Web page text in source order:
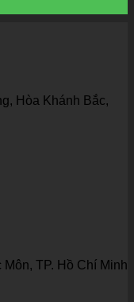
Hòa Khánh Bắc,
TP. Hồ Chí Minh